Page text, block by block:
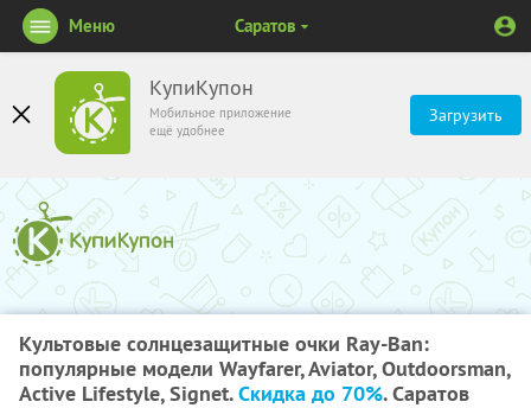
КупиКупон
Мобильное приложение
ещё удобнее
Загрузить
Меню Саратов
Культовые солнцезащитные очки Ray-Ban:
популярные модели Wayfarer, Aviator, Outdoorsman,
Active Lifestyle, Signet.Скидка до 70%. Саратов